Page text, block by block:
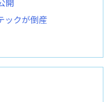
ックが倒産